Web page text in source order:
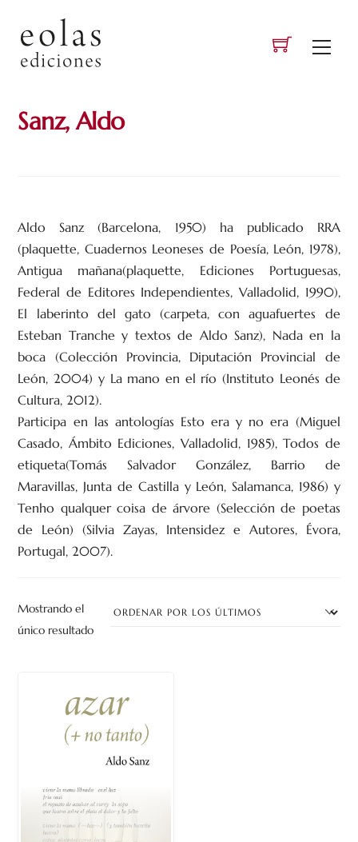
content
Sanz, Aldo
Aldo Sanz (Barcelona, 1950) ha publicado RRA
(plaquette, Cuadernos Leoneses de Poesía, León, 1978),
Antigua mañana(plaquette, Ediciones Portuguesas,
Federal de Editores Independientes, Valladolid, 1990),
El laberinto del gato (carpeta, con aguafuertes de
Esteban Tranche y textos de Aldo Sanz), Nada en la
boca (Colección Provincia, Diputación Provincial de
León, 2004) y La mano en el río (Instituto Leonés de
Cultura, 2012).
Participa en las antologías Esto era y no era (Miguel
Casado, Ámbito Ediciones, Valladolid, 1985), Todos de
etiqueta(Tomás Salvador González, Barrio de
Maravillas, Junta de Castilla y León, Salamanca, 1986) y
Tenho qualquer coisa de árvore (Selección de poetas
de León) (Silvia Zayas, Intensidez e Autores, Évora,
Portugal, 2007).
Mostrando el
único resultado